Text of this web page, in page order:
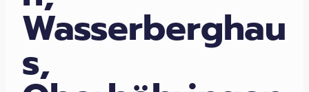
Wasserberghau
s,